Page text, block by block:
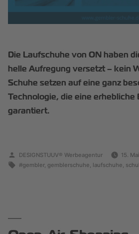
Die Laufschuhe von ON haben
helle Aufregung versetzt – kein
Schuhe setzen auf eine ganz
Technologie, die eine
garantiert.
DESIGNSTUUV® Werbeagentur 15.
#gembler, gemblerschuhe laufschuhe